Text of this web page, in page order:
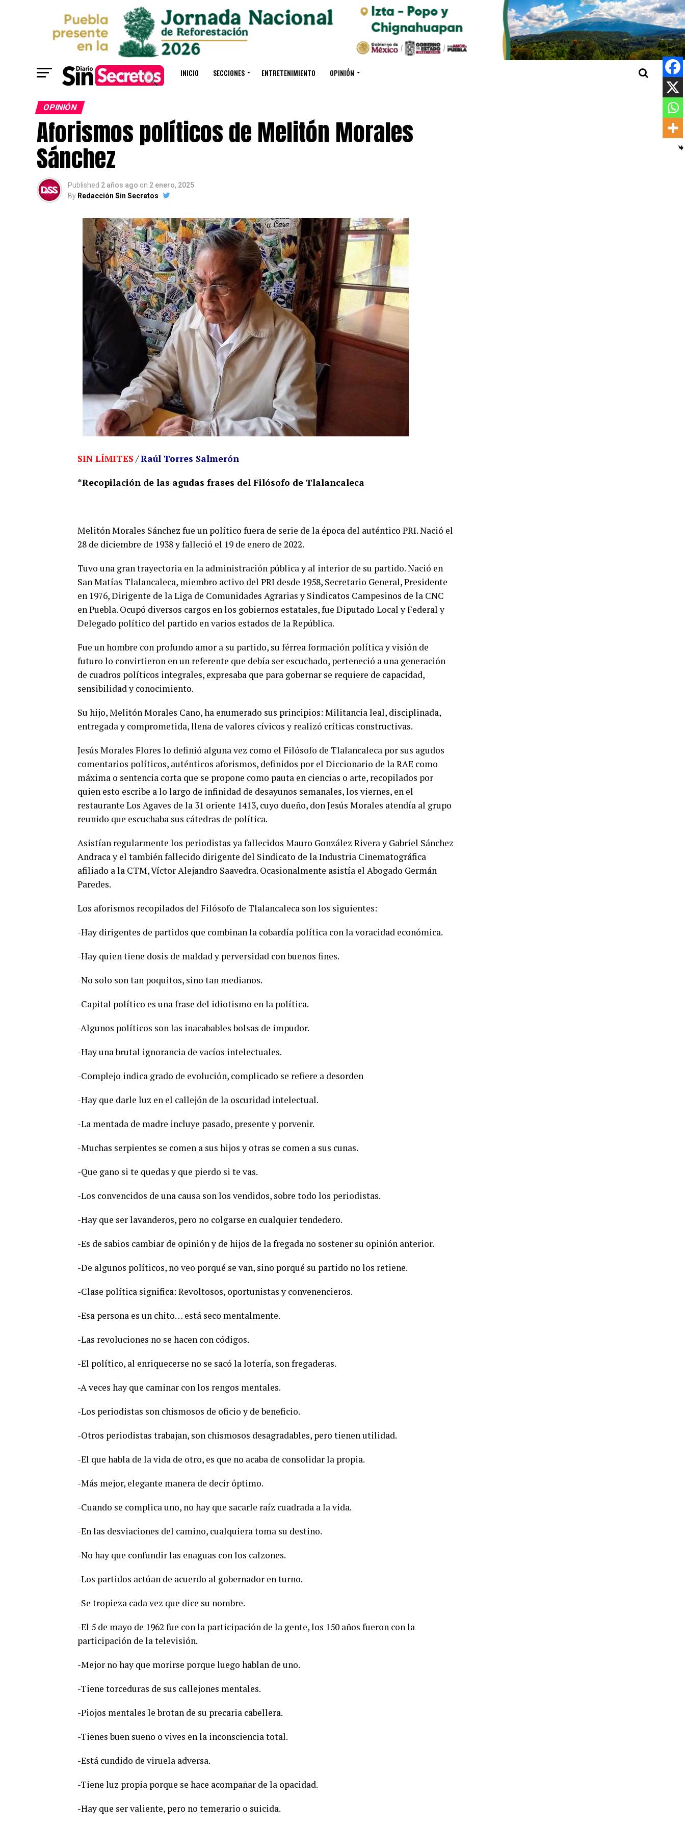
INICIO SECCIONES ENTRETENIMIENTO OPINIÓN
OPINIÓN
Aforismos políticos de Melitón Morales
Sánchez
Published 2 años ago on 2 enero, 2025
By Redacción Sin Secretos
SIN LÍMITES /Raúl Torres Salmerón
*Recopilación de las agudas frases del Filósofo de Tlalancaleca
Melitón Morales Sánchez fue un político fuera de serie de la época del auténtico PRI. Nació el
28 de diciembre de 1938 y falleció el 19 de enero de 2022.
Tuvo una gran trayectoria en la administración pública y al interior de su partido. Nació en
San Matías Tlalancaleca, miembro activo del PRI desde 1958, Secretario General, Presidente
en 1976, Dirigente de la Liga de Comunidades Agrarias y Sindicatos Campesinos de la CNC
en Puebla. Ocupó diversos cargos en los gobiernos estatales, fue Diputado Local y Federal y
Delegado político del partido en varios estados de la República.
Fue un hombre con profundo amor a su partido, su férrea formación política y visión de
futuro lo convirtieron en un referente que debía ser escuchado, perteneció a una generación
de cuadros políticos integrales, expresaba que para gobernar se requiere de capacidad,
sensibilidad y conocimiento.
Su hijo, Melitón Morales Cano, ha enumerado sus principios: Militancia leal, disciplinada,
entregada y comprometida, llena de valores cívicos y realizó críticas constructivas.
Jesús Morales Flores lo definió alguna vez como el Filósofo de Tlalancaleca por sus agudos
comentarios políticos, auténticos aforismos, definidos por el Diccionario de la RAE como
máxima o sentencia corta que se propone como pauta en ciencias o arte, recopilados por
quien esto escribe a lo largo de infinidad de desayunos semanales, los viernes, en el
restaurante Los Agaves de la 31 oriente 1413, cuyo dueño, don Jesús Morales atendía al grupo
reunido que escuchaba sus cátedras de política.
Asistían regularmente los periodistas ya fallecidos Mauro González Rivera y Gabriel Sánchez
Andraca y el también fallecido dirigente del Sindicato de la Industria Cinematográfica
afiliado a la CTM, Víctor Alejandro Saavedra. Ocasionalmente asistía el Abogado Germán
Paredes.
Los aforismos recopilados del Filósofo de Tlalancaleca son los siguientes:
-Hay dirigentes de partidos que combinan la cobardía política con la voracidad económica.
-Hay quien tiene dosis de maldad y perversidad con buenos fines.
-No solo son tan poquitos, sino tan medianos.
-Capital político es una frase del idiotismo en la política.
-Algunos políticos son las inacabables bolsas de impudor.
-Hay una brutal ignorancia de vacíos intelectuales.
-Complejo indica grado de evolución, complicado se refiere a desorden
-Hay que darle luz en el callejón de la oscuridad intelectual.
-La mentada de madre incluye pasado, presente y porvenir.
-Muchas serpientes se comen a sus hijos y otras se comen a sus cunas.
-Que gano si te quedas y que pierdo si te vas.
-Los convencidos de una causa son los vendidos, sobre todo los periodistas.
-Hay que ser lavanderos, pero no colgarse en cualquier tendedero.
-Es de sabios cambiar de opinión y de hijos de la fregada no sostener su opinión anterior.
-De algunos políticos, no veo porqué se van, sino porqué su partido no los retiene.
-Clase política significa: Revoltosos, oportunistas y convenencieros.
-Esa persona es un chito… está seco mentalmente.
-Las revoluciones no se hacen con códigos.
-El político, al enriquecerse no se sacó la lotería, son fregaderas.
-A veces hay que caminar con los rengos mentales.
-Los periodistas son chismosos de oficio y de beneficio.
-Otros periodistas trabajan, son chismosos desagradables, pero tienen utilidad.
-El que habla de la vida de otro, es que no acaba de consolidar la propia.
-Más mejor, elegante manera de decir óptimo.
-Cuando se complica uno, no hay que sacarle raíz cuadrada a la vida.
-En las desviaciones del camino, cualquiera toma su destino.
-No hay que confundir las enaguas con los calzones.
-Los partidos actúan de acuerdo al gobernador en turno.
-Se tropieza cada vez que dice su nombre.
-El 5 de mayo de 1962 fue con la participación de la gente, los 150 años fueron con la
participación de la televisión.
-Mejor no hay que morirse porque luego hablan de uno.
-Tiene torceduras de sus callejones mentales.
-Piojos mentales le brotan de su precaria cabellera.
-Tienes buen sueño o vives en la inconsciencia total.
-Está cundido de viruela adversa.
-Tiene luz propia porque se hace acompañar de la opacidad.
-Hay que ser valiente, pero no temerario o suicida.